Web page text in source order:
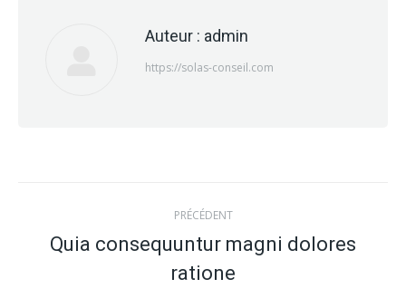
Auteur : admin
https://solas-conseil.com
Navigation
article
PRÉCÉDENT
précédent
Quia consequuntur magni dolores
ratione